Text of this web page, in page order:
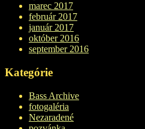
marec 2017
február 2017
január 2017
október 2016
september 2016
Kategórie
Bass Archive
fotogaléria
Nezaradené